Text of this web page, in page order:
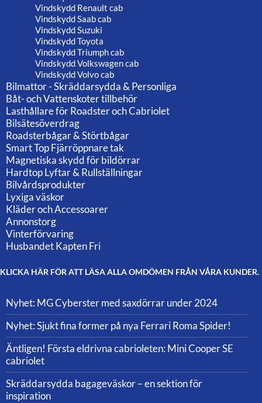
Vindskydd Renault cab
Vindskydd Saab cab
Vindskydd Suzuki
Vindskydd Toyota
Vindskydd Triumph cab
Vindskydd Volkswagen cab
Vindskydd Volvo cab
Bilmattor - Skräddarsydda & Personliga
Båt- och Vattenskoter tillbehör
Lasthållare för Roadster och Cabriolet
Bilsätesöverdrag
Roadsterbågar & Störtbågar
Smart Top Fjärröppnare tak
Magnetiska skydd för bildörrar
Hardtop Lyftar & Rullställningar
Bilvårdsprodukter
Lyxiga väskor
Kläder och Accessoarer
Annonstorg
Vinterförvaring
Husbandet Kapten Fri
KLICKA HÄR FÖR ATT LÄSA ALLA OMDÖMEN FRÅN VÅRA KUNDER.
Nyhet: MG Cyberster med saxdörrar under 2024
Nyhet: Sjukt fina former på nya Ferrari Roma Spider!
Äntligen! Första eldrivna cabrioleten: Mini Cooper SE
cabriolet
Skräddarsydda bagageväskor – en sektion för
inspiration